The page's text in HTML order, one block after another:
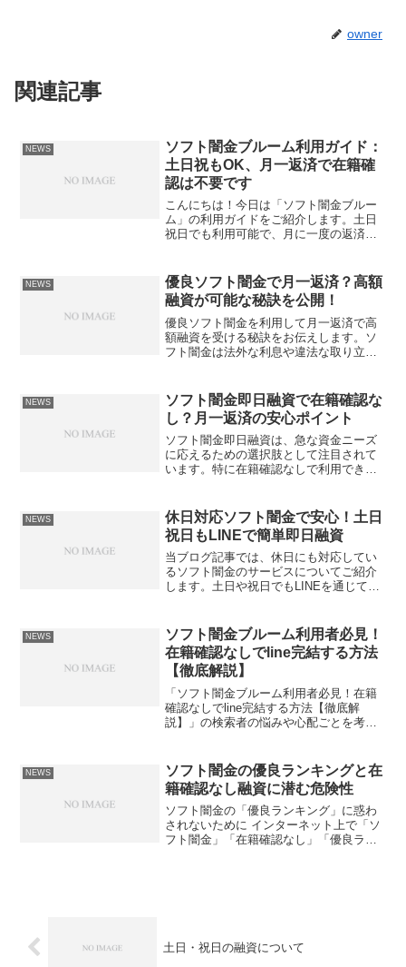
owner
関連記事
NEWS
ソフト闇金ブルーム利用ガイド：
土日祝もOK、月一返済で在籍確
認は不要です
こんにちは！今日は「ソフト闇金ブルー
ム」の利用ガイドをご紹介します。土日
祝日でも利用可能で、月に一度の返済が
す。忙しい方やプライバシーを重視する
方にとって、手軽で安心し...
NEWS
優良ソフト闇金で月一返済？高額
融資が可能な秘訣を公開！
優良ソフト闇金を利用して月一返済で高
額融資を受ける秘訣をお伝えします。ソ
フト闇金は法外な利息や違法な取り立て
その選び方や借り入れのポイントを知ら
ないと、トラブルに巻き込...
NEWS
ソフト闇金即日融資で在籍確認な
し？月一返済の安心ポイント
ソフト闇金即日融資は、急な資金ニーズ
に応えるための選択肢として注目されて
います。特に在籍確認なしで利用できる
ポイントを押さえておくことが重要で
す。例えば、月一返済のシス...
NEWS
休日対応ソフト闇金で安心！土日
祝日もLINEで簡単即日融資
当ブログ記事では、休日にも対応してい
るソフト闇金のサービスについてご紹介
します。土日や祝日でもLINEを通じて簡
調達にも安心して対応することができま
す。是非、この便利な...
NEWS
ソフト闇金ブルーム利用者必見！
在籍確認なしでline完結する方法
【徹底解説】
「ソフト闇金ブルーム利用者必見！在籍
確認なしでline完結する方法【徹底解
説】」の検索者の悩みや心配ごとを考え
方法が知りたいな…」という疑問が浮か
んでくるかもしれません...
NEWS
ソフト闇金の優良ランキングと在
籍確認なし融資に潜む危険性
ソフト闇金の「優良ランキング」に惑わ
されないために インターネット上で「ソ
フト闇金」「在籍確認なし」「優良ラン
土日・祝日の融資について